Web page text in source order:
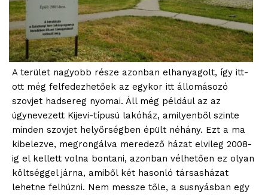
ELŐFIZETÉS
Hasznos
bSZ fiók
Előfizetés
Kapcsolat
Adatkezelési tájékoztató
Hirdetés
A terület nagyobb része azonban elhanyagolt, így itt-
ott még felfedezhetőek az egykor itt állomásozó
szovjet hadsereg nyomai. Áll még például az az
úgynevezett Kijevi-típusú lakóház, amilyenből szinte
minden szovjet helyőrségben épült néhány. Ezt a ma
kibelezve, megrongálva meredező házat elvileg 2008-
ig el kellett volna bontani, azonban vélhetően ez olyan
költséggel járna, amiből két hasonló társasházat
lehetne felhúzni. Nem messze tőle, a susnyásban egy